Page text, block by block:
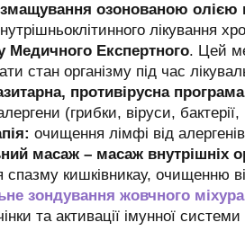
озонованою олією
лікування
Медичного Експертного. Цей
стан організму під час
противірусна
(грибки, віруси,
очищення лімфі від
масаж – масаж внутрішніх
кишківникау, очищенню
зондування жовчного
та активації імунної системи